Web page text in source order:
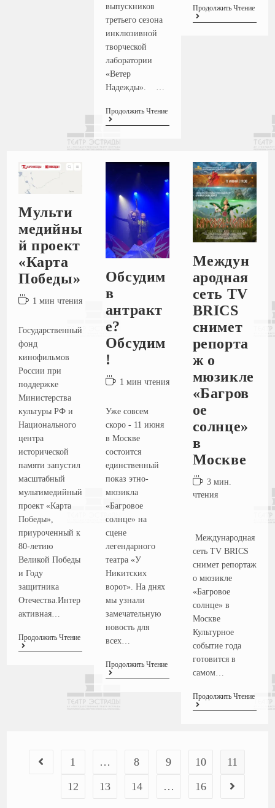
выпускников
третьего сезона
инклюзивной
творческой
лаборатории
«Ветер
Надежды». …
Продолжить Чтение
Продолжить Чтение
Мульти
медийны
й проект
«Карта
Победы»
1 мин чтения
Государственный
фонд
кинофильмов
России при
поддержке
Министерства
культуры РФ и
Национального
центра
исторической
памяти запустил
масштабный
мультимедийный
проект «Карта
Победы»,
приуроченный к
80-летию
Великой Победы
и Году
защитника
Отечества.Интер
активная…
Продолжить Чтение
Обсудим
в
антракт
е?
Обсудим
!
1 мин чтения
Уже совсем
скоро - 11 июня
в Москве
состоится
единственный
показ этно-
мюзикла
«Багровое
солнце» на
сцене
легендарного
театра «У
Никитских
ворот». На днях
мы узнали
замечательную
новость для
всех…
Продолжить Чтение
Междун
ародная
сеть TV
BRICS
снимет
репорта
ж о
мюзикле
«Багров
ое
солнце»
в
Москве
3 мин.
чтения
Международная
сеть TV BRICS
снимет репортаж
о мюзикле
«Багровое
солнце» в
Москве
Культурное
событие года
готовится в
самом…
Продолжить Чтение
1 … 8 9 10
11
12
13 14 … 16